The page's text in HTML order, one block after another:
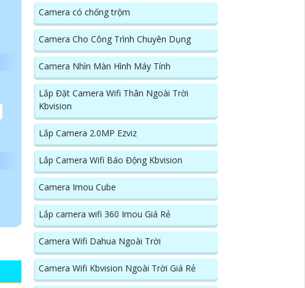
Camera có chống trộm
Camera Cho Công Trình Chuyên Dụng
Camera Nhìn Màn Hình Máy Tính
Lắp Đặt Camera Wifi Thân Ngoài Trời
Kbvision
Lắp Camera 2.0MP Ezviz
Lắp Camera Wifi Báo Động Kbvision
Camera Imou Cube
Lắp camera wifi 360 Imou Giá Rẻ
Camera Wifi Dahua Ngoài Trời
Camera Wifi Kbvision Ngoài Trời Giá Rẻ